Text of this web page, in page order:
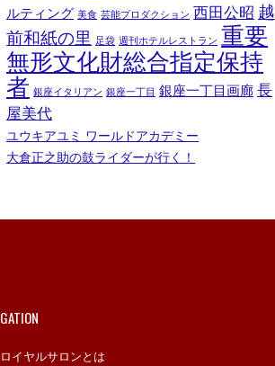
ルティング 美食 芸能プロダクション 西田公昭 越
前和紙の里 足袋 週刊ホテルレストラン 重要
無形文化財総合指定保持
者 銀座イタリアン 銀座一丁目 銀座一丁目画廊 長
屋美代
ユウキアユミ ワールドアカデミー
大倉正之助の鼓ライダーが行く！
イヤルサロンとは